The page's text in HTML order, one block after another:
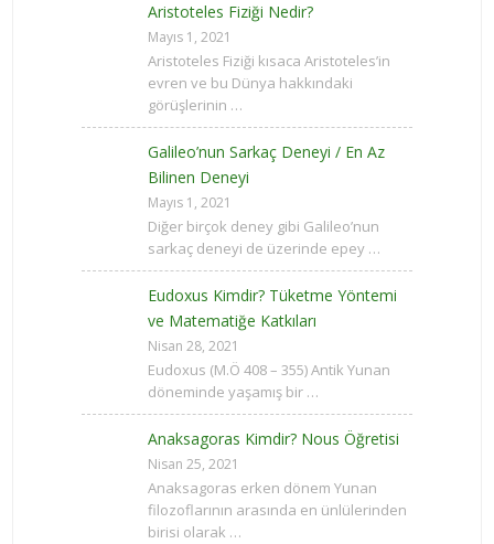
Aristoteles Fiziği Nedir?
Mayıs 1, 2021
Aristoteles Fiziği kısaca Aristoteles’in
evren ve bu Dünya hakkındaki
görüşlerinin …
Galileo’nun Sarkaç Deneyi / En Az
Bilinen Deneyi
Mayıs 1, 2021
Diğer birçok deney gibi Galileo’nun
sarkaç deneyi de üzerinde epey …
Eudoxus Kimdir? Tüketme Yöntemi
ve Matematiğe Katkıları
Nisan 28, 2021
Eudoxus (M.Ö 408 – 355) Antik Yunan
döneminde yaşamış bir …
Anaksagoras Kimdir? Nous Öğretisi
Nisan 25, 2021
Anaksagoras erken dönem Yunan
filozoflarının arasında en ünlülerinden
birisi olarak …